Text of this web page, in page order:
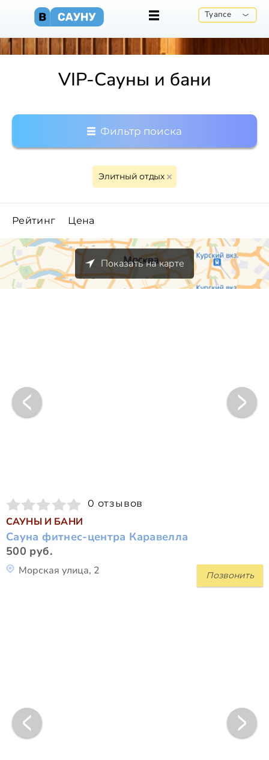
Туапсе
VIP-Сауны и бани
Фильтр поиска
Элитный отдых
Рейтинг Цена
Показать на карте
0 отзывов
САУНЫ И БАНИ
Сауна фитнес-центра Каравелла
500 руб.
Позвонить
Морская улица, 2